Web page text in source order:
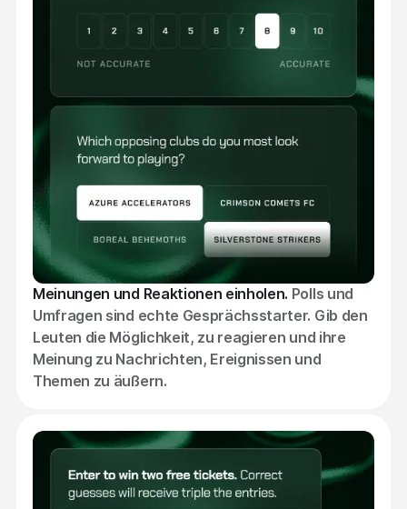
Meinungen und Reaktionen einholen. Polls und
Umfragen sind echte Gesprächsstarter. Gib den
Leuten die Möglichkeit, zu reagieren und ihre
Meinung zu Nachrichten, Ereignissen und
Themen zu äußern.